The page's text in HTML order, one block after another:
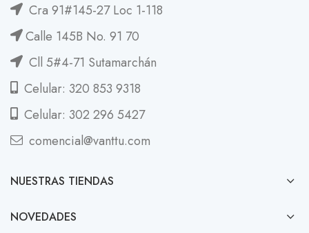
Cra 91#145-27 Loc 1-118
Calle 145B No. 91 70
Cll 5#4-71 Sutamarchán
Celular: 320 853 9318
Celular: 302 296 5427
comencial@vanttu.com
NUESTRAS TIENDAS
NOVEDADES